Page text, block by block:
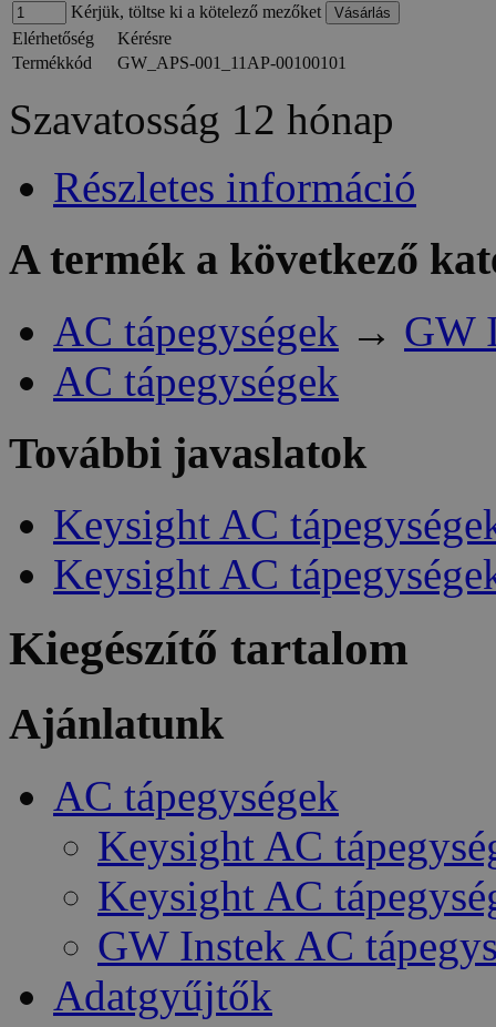
Kérjük, töltse ki a kötelező mezőket
Elérhetőség
Kérésre
Termékkód
GW_APS-001_11AP-00100101
Szavatosság 12 hónap
Részletes információ
A termék a következő
AC tápegységek → GW
AC tápegységek
További javaslatok
Keysight AC
Keysight AC
Kiegészítő tartalom
Ajánlatunk
AC tápegységek
Keysight AC
Keysight AC
GW Instek AC
Adatgyűjtők